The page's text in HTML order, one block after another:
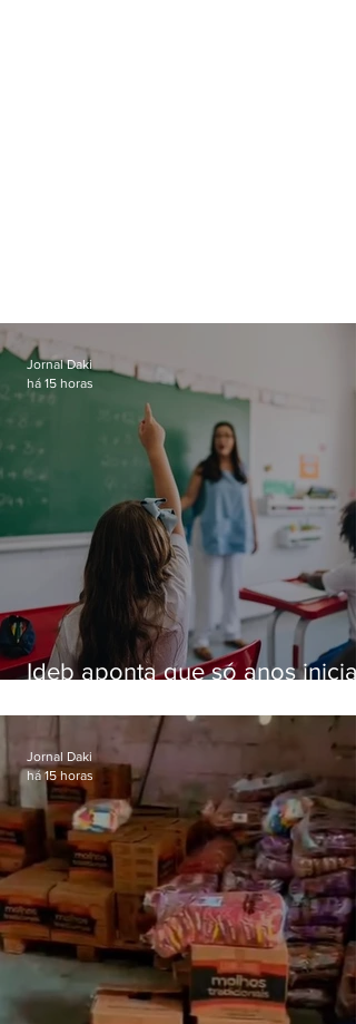
Ideb aponta que só anos
educação
Jornal Daki
há 15 horas
Jornal Daki
há 15 horas